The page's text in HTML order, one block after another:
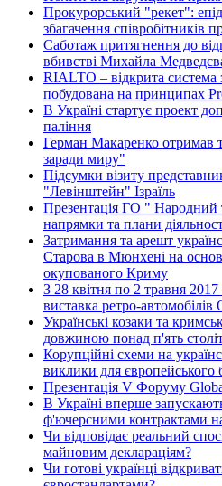
Прокурорський "рекет":
збагачення співробітників
Саботаж притягнення до
вбивстві Михайла
RIALTO – відкрита система
побудована на принципах
В Україні стартує проект
паління
Герман Макаренко
заради миру"
Підсумки візиту
"Левінштейн" Ізраїль
Презентація ГО " Народний
напрямки та плани
Затримання та арешт
Старова в Мюнхені на
окупованого Криму
З 28 квітня по 2 травня 2017
виставка ретро-
Українські козаки та
довжиною понад п'ять
Корупційні схеми на
виклики для європейського
Презентація V Форуму
В Україні вперше
ф'ючерсними контрактами
Чи відповідає реальний
майновим деклараціям?
Чи готові українці